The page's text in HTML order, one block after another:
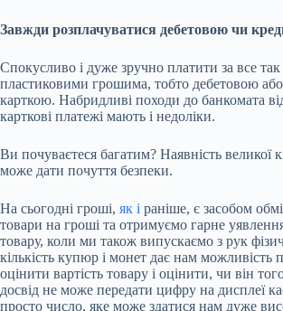
Завжди розплачуватися дебетовою чи
Спокусливо і дуже зручно платити за все
пластиковими грошима, тобто дебетовою
карткою. Набридливі походи до банкомата
карткові платежі мають і недоліки.
Ви почуваєтеся багатим? Наявність великої
може дати почуття безпеки.
На сьогодні гроші, як і раніше, є засобом
товари на гроші та отримуємо гарне
товару, коли ми також випускаємо з рук
кількість купюр і монет дає нам можливість
оцінити вартість товару і оцінити, чи він
досвід не може передати цифру на дисплеї
просто число, яке може здатися нам дуже